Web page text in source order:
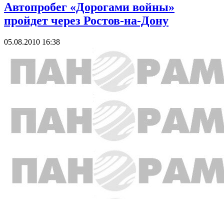
Автопробег «Дорогами войны»
пройдет через Ростов-на-Дону
05.08.2010 16:38